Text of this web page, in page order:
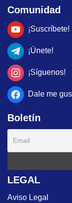
Comunidad
¡Suscríbete!
¡Únete!
¡Síguenos!
Dale me
Boletín
LEGAL
Aviso Legal